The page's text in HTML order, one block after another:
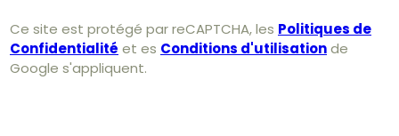
Ce site est protégé par reCAPTCHA, les Politiques de
Confidentialité et es Conditions d'utilisationde
Google s'appliquent.